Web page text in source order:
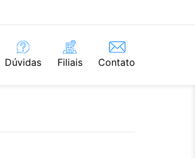
Dúvidas Filiais Contato